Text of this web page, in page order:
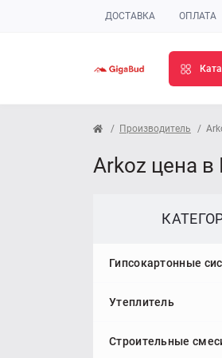
ДОСТАВКА ОПЛАТА
Производитель
Arkoz цена в
Гипсокартонные
Гипсокартон
Потолочный
Профиль для
Утеплитель
Пенопласт
Строительные